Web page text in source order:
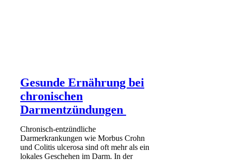
Gesunde Ernährung bei
chronischen
Darmentzündungen
Chronisch-entzündliche
Darmerkrankungen wie Morbus Crohn
und Colitis ulcerosa sind oft mehr als ein
lokales Geschehen im Darm. In der